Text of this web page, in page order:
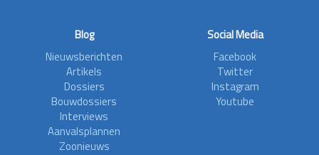
Blog
Nieuwsberichten
Artikels
Dossiers
Bouwdossiers
Interviews
Aanvalsplannen
Zoonieuws
Social Media
Facebook
Twitter
Instagram
Youtube